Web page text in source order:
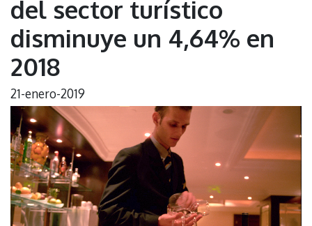
del sector turístico
disminuye un 4,64% en
2018
21-enero-2019